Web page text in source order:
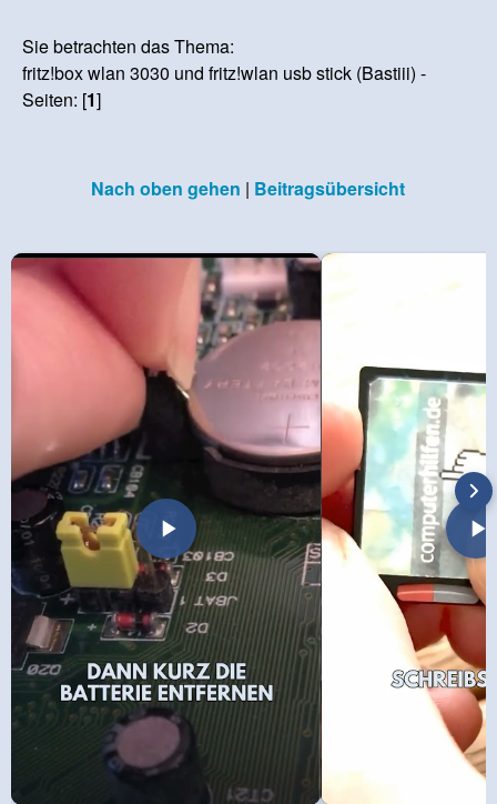
Sie betrachten das Thema:
fritz!box wlan 3030 und fritz!wlan usb stick (Bastiii) -
Seiten: [1]
Nach oben gehen | Beitragsübersicht